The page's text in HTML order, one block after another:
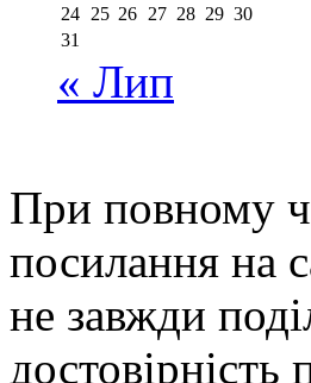
24 25 26 27 28 29 30
31
« Лип
При повному
посилання на
не завжди
достовірність